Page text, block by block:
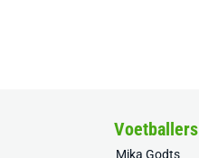
Voetballers
Mika Godts